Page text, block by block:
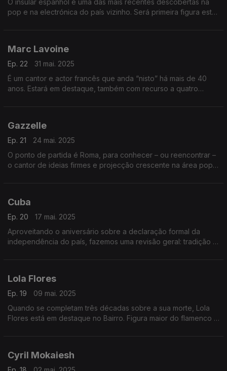
O insular espanhol é uma das mais recentes descobertas na
pop e na electrónica do país vizinho. Será primeira figura esta
Marc Lavoine
Ep. 22
31 mai. 2025
É um cantor e actor francês que anda “nisto” há mais de 40
anos. Estará em destaque, também com recurso a quatro
Gazzelle
Ep. 21
24 mai. 2025
O ponto de partida é Roma, para conhecer – ou reencontrar –
o cantor de ideias firmes e projecção crescente na área pop,
Cuba
Ep. 20
17 mai. 2025
Aproveitando o aniversário sobre a declaração formal da
independência do país, fazemos uma revisão geral: tradição e
Lola Flores
Ep. 19
09 mai. 2025
Quando se completam três décadas sobre a sua morte, Lola
Flores está em destaque no Bairro. Figura maior do flamenco e
Cyril Mokaiesh